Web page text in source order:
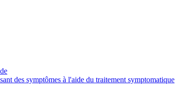
des symptômes à l'aide du traitement symptomatique